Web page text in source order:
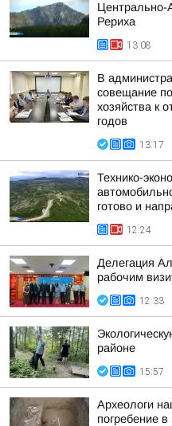
Центрально-
Рериха
13:08
В
совещание по
хозяйства к
годов
13:17
Технико-
готово и
12:24
Делегация
рабочим
12:33
районе
15:57
Археологи
погребение